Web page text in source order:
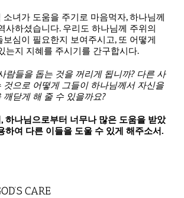
녀가 도움을 주기로 마음먹자, 하나님께
사하셨습니다. 우리도 하나님께 주위의
심이 필요한지 보여주시고, 또 어떻게
는지 지혜를 주시기를 간구합시다.
람들을 돕는 것을 꺼리게 됩니까? 다른 사
것으로 어떻게 그들이 하나님께서 자신을
깨닫게 해 줄 수 있을까요?
,하나님으로부터 너무나 많은 도움을 받았
하여 다른 이들을 도울 수 있게 해주소서.
CARE